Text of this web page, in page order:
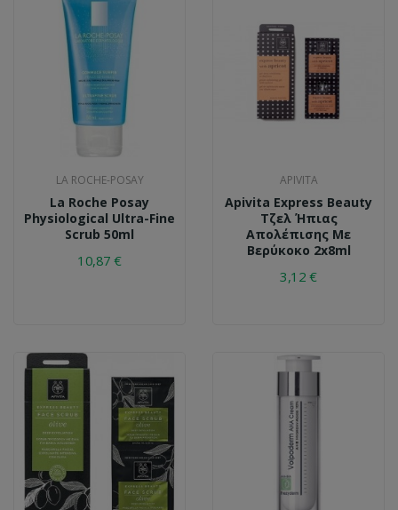
LA ROCHE-POSAY
La Roche Posay
Physiological Ultra-Fine
Scrub 50ml
10,87 €
APIVITA
Apivita Express Beauty
Τζελ Ήπιας
Απολέπισης Με
Βερύκοκο 2x8ml
3,12 €